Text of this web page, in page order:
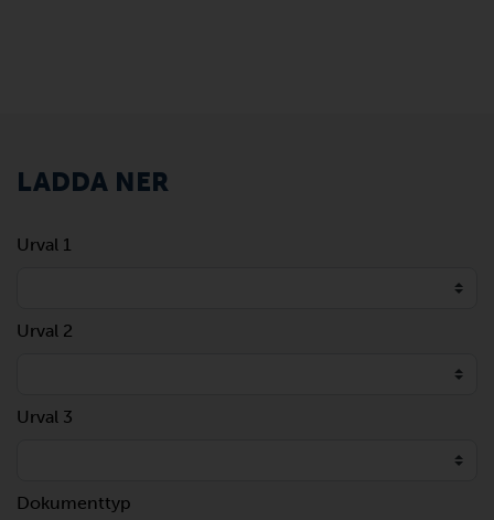
LADDA NER
Urval 1
Urval 2
Urval 3
Dokumenttyp